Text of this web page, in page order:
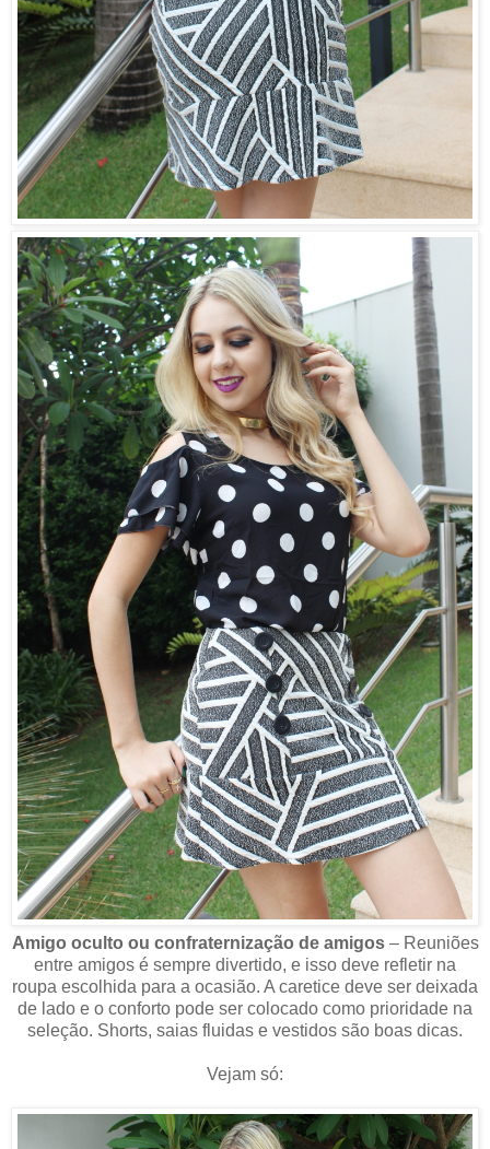
Amigo oculto ou confraternização de amigos– Reuniões
entre amigos é sempre divertido, e isso deve refletir na
roupa escolhida para a ocasião. A caretice deve ser deixada
de lado e o conforto pode ser colocado como prioridade na
seleção. Shorts, saias fluidas e vestidos são boas dicas.
Vejam só: